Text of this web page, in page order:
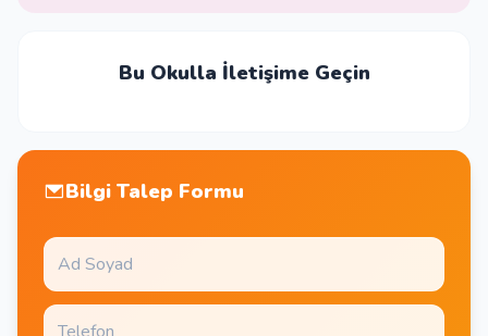
Bu Okulla İletişime Geçin
Bilgi Talep Formu